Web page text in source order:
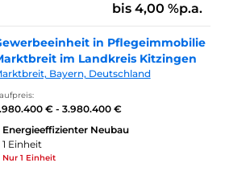
bis 4,00 %p.a.
in Pflegeimmobilie
im Landkreis Kitzingen
Bayern, Deutschland
€ - 3.980.400 €
Energieeffizienter Neubau
1 Einheit
Nur 1 Einheit